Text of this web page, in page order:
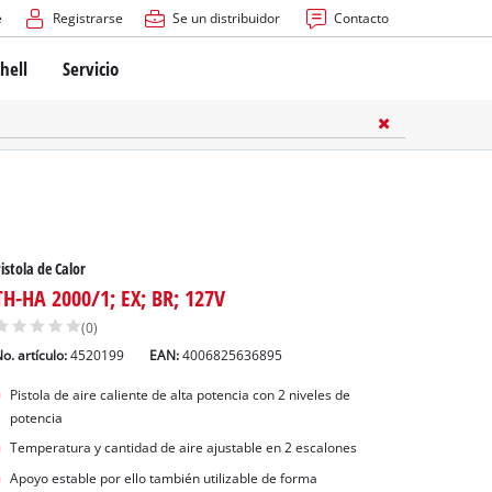
Registrarse Se un distribuidor Contacto
Servicio
de Calor
HA 2000/1; EX; BR; 127V
(0)
artículo: 4520199 EAN:4006825636895
Pistola de aire caliente de alta potencia con 2 niveles de
potencia
Temperatura y cantidad de aire ajustable en 2 escalones
Apoyo estable por ello también utilizable de forma